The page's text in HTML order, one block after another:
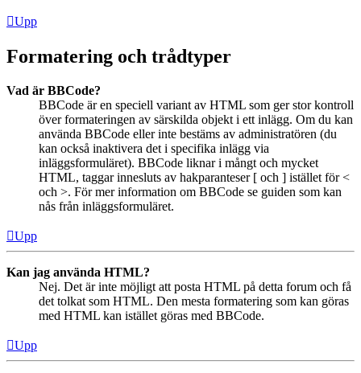
Upp
Formatering och trådtyper
Vad är BBCode?
BBCode är en speciell variant av HTML som ger stor kontroll
över formateringen av särskilda objekt i ett inlägg. Om du kan
använda BBCode eller inte bestäms av administratören (du
kan också inaktivera det i specifika inlägg via
inläggsformuläret). BBCode liknar i mångt och mycket
HTML, taggar innesluts av hakparanteser [ och ] istället för <
och >. För mer information om BBCode se guiden som kan
nås från inläggsformuläret.
Upp
Kan jag använda HTML?
Nej. Det är inte möjligt att posta HTML på detta forum och få
det tolkat som HTML. Den mesta formatering som kan göras
med HTML kan istället göras med BBCode.
Upp